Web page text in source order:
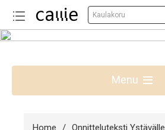
Kaulakoru
content
Parhaat lahjaideat Suomessa
Menu
Home Onnitteluteksti Ystävälle